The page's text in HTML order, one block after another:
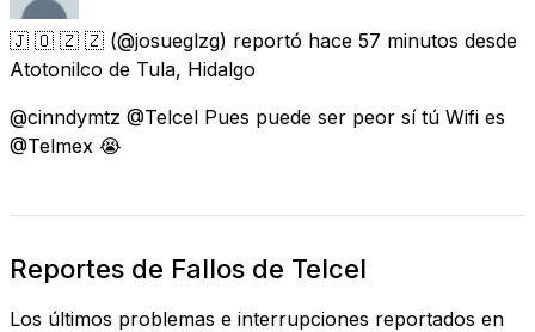
🇯 🇴 🇿 🇿 (@josueglzg) reportó hace 57 minutos desde
Atotonilco de Tula, Hidalgo
@cinndymtz @Telcel Pues puede ser peor sí tú Wifi es
@Telmex 😭
Reportes de Fallos de Telcel
Los últimos problemas e interrupciones reportados en